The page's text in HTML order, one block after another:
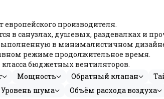
производителя.
в санузлах, душевых, раздевалках и
в минималистичном
режиме продолжительное время.
бюджетных вентиляторов.
Мощность Обратный клапан
Уровень шума Объём расхода воздуха